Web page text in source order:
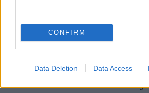
CONFIRM
Data Deletion Data Access
Mandarin Oriental